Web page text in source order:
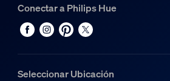
Hue White and Color Ambiance
2
Conectar a Philips Hue
Seleccionar Ubicación